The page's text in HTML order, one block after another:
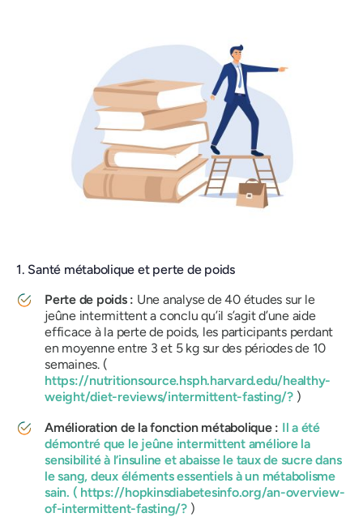
1. Santé métabolique et perte de poids
Perte de poids : Une analyse de 40 études sur le
jeûne intermittent a conclu qu’il s’agit d’une aide
efficace à la perte de poids, les participants perdant
en moyenne entre 3 et 5 kg sur des périodes de 10
semaines. (
https://nutritionsource.hsph.harvard.edu/healthy-
weight/diet-reviews/intermittent-fasting/?)
Amélioration de la fonction métabolique : Il a été
démontré que le jeûne intermittent améliore la
sensibilité à l’insuline et abaisse le taux de sucre dans
le sang, deux éléments essentiels à un métabolisme
sain. ( https://hopkinsdiabetesinfo.org/an-overview-
of-intermittent-fasting/? )